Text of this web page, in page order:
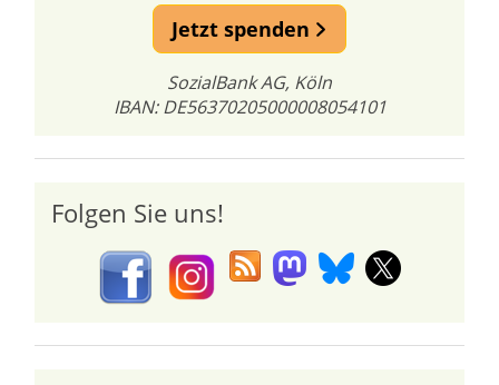
Jetzt spenden
SozialBank AG, Köln
IBAN: DE56370205000008054101
Folgen Sie uns!